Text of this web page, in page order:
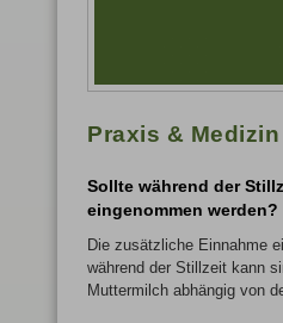
Praxis & Medizin
Sollte während der
eingenommen werden?
Die zusätzliche Einnahme
während der Stillzeit kann
Muttermilch abhängig von